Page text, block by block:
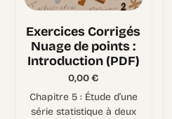
Exercices Corrigés
Nuage de points :
Introduction (PDF)
0,00€
Chapitre 5 : Étude d’une
série statistique à deux